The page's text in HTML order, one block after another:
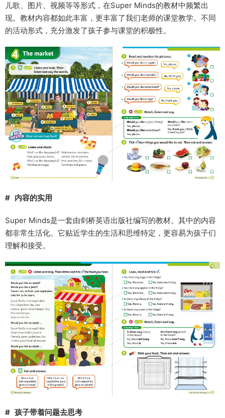
儿歌、图片、视频等等形式，在Super Minds的教材中频繁出
现。教材内容都如此丰富，更丰富了我们老师的课堂教学。不同
的活动形式，充分激发了孩子参与课堂的积极性。
# 内容的实用
Super Minds是一套由剑桥英语出版社编写的教材。其中的内容
都非常生活化。它贴近学生的生活和思维特定，更容易为孩子们
理解和接受。
# 孩子带着问题去思考